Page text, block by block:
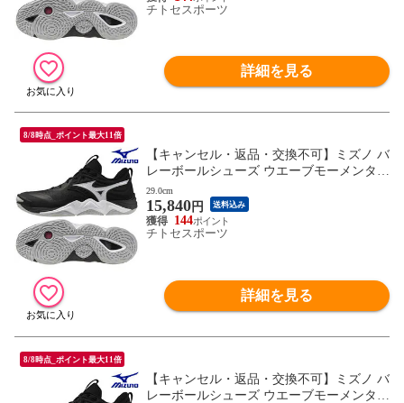
チトセスポーツ
詳細を見る
8/8時点_ポイント最大11倍
【キャンセル・返品・交換不可】ミズノ バ
レーボールシューズ ウエーブモーメンタム
ELITE V1GA251254 ユニセックス 2025AW
RFCL
29.0cm
15,840円 送料込み
144
チトセスポーツ
詳細を見る
8/8時点_ポイント最大11倍
【キャンセル・返品・交換不可】ミズノ バ
レーボールシューズ ウエーブモーメンタム